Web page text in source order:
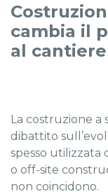
cambia il
al cantiere
La costruzione a
dibattito
spesso utilizzata
o off-site
non coincidono.